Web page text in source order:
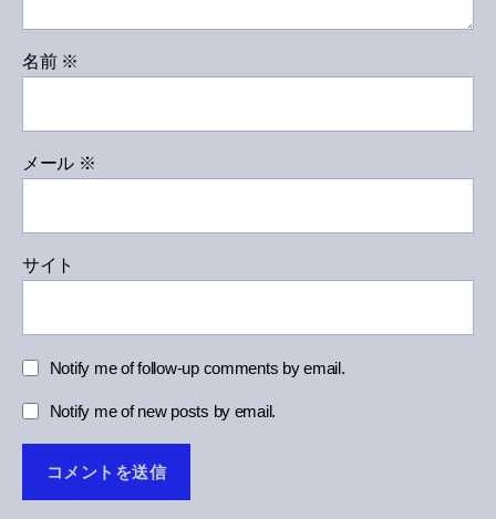
名前 ※
メール ※
サイト
Notify me of follow-up comments by email.
Notify me of new posts by email.